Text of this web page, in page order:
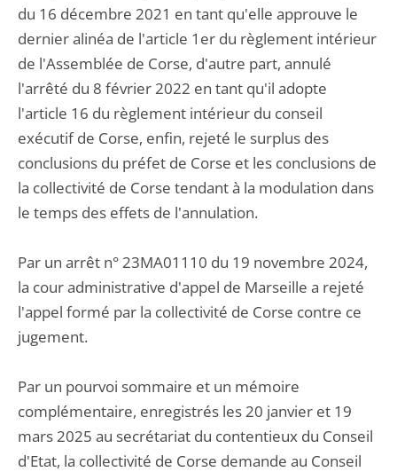
du 16 décembre 2021 en tant qu'elle approuve le
dernier alinéa de l'article 1er du règlement intérieur
de l'Assemblée de Corse, d'autre part, annulé
l'arrêté du 8 février 2022 en tant qu'il adopte
l'article 16 du règlement intérieur du conseil
exécutif de Corse, enfin, rejeté le surplus des
conclusions du préfet de Corse et les conclusions de
la collectivité de Corse tendant à la modulation dans
le temps des effets de l'annulation.
Par un arrêt n° 23MA01110 du 19 novembre 2024,
la cour administrative d'appel de Marseille a rejeté
l'appel formé par la collectivité de Corse contre ce
jugement.
Par un pourvoi sommaire et un mémoire
complémentaire, enregistrés les 20 janvier et 19
mars 2025 au secrétariat du contentieux du Conseil
d'Etat, la collectivité de Corse demande au Conseil